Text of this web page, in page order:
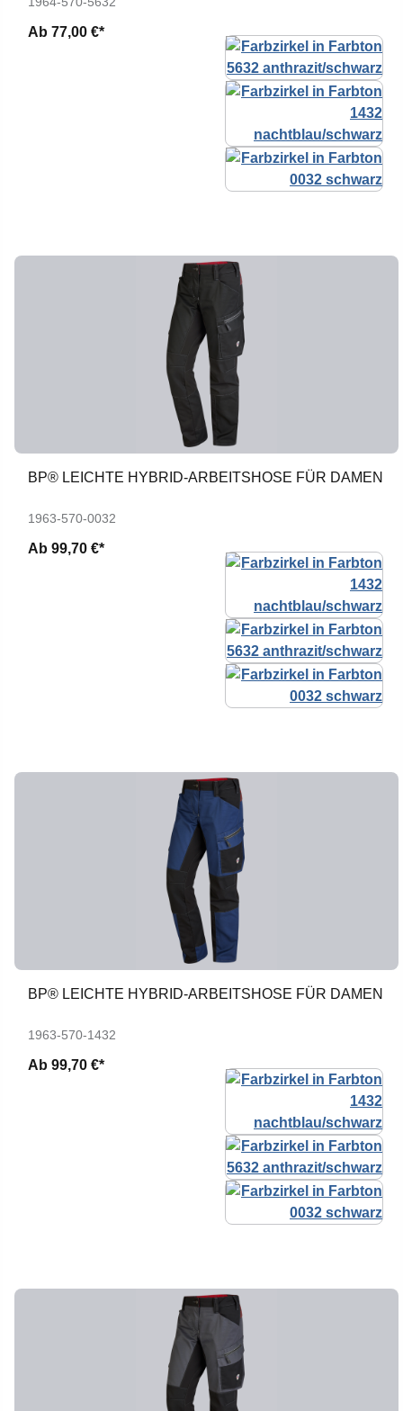
Ab 77,00 €*
BP® LEICHTE HYBRID-ARBEITSHOSE FÜR DAMEN
1963-570-0032
Ab 99,70 €*
BP® LEICHTE HYBRID-ARBEITSHOSE FÜR DAMEN
1963-570-1432
Ab 99,70 €*